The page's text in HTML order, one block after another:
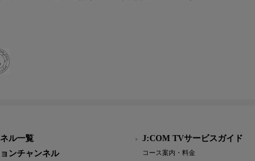
ル一覧
ンチャンネル
J:COM TVサービスガイド
コース案内・料金